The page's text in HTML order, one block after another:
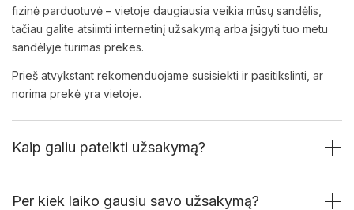
fizinė parduotuvė – vietoje daugiausia veikia mūsų sandėlis,
tačiau galite atsiimti internetinį užsakymą arba įsigyti tuo metu
sandėlyje turimas prekes.
Prieš atvykstant rekomenduojame susisiekti ir pasitikslinti, ar
norima prekė yra vietoje.
Kaip galiu pateikti užsakymą?
Per kiek laiko gausiu savo užsakymą?